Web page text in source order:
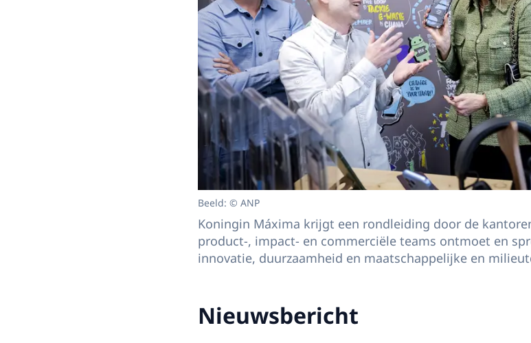
Beeld: © ANP
Koningin Máxima krijgt een rondleiding door de
product-, impact- en commerciële teams ontmoet en
innovatie, duurzaamheid en maatschappelijke en
Nieuwsbericht